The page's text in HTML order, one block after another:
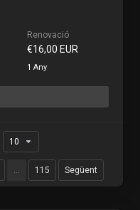
Renovació
€16,00 EUR
1 Any
… 115 Següent